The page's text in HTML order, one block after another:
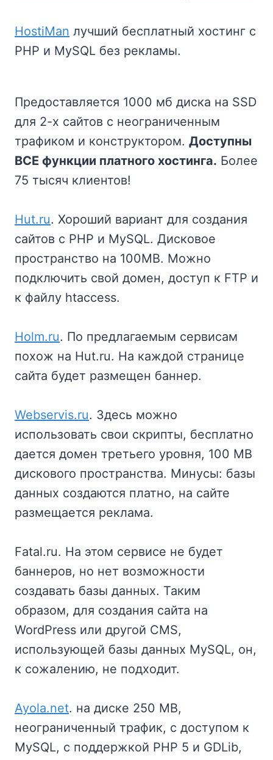
HostiMan лучший бесплатный хостинг с
PHP и MySQL без рекламы.
Предоставляется 1000 мб диска на SSD
для 2-х сайтов с неограниченным
трафиком и конструктором. Доступны
ВСЕ функции платного хостинга. Более
75 тысяч клиентов!
Hut.ru. Хороший вариант для создания
сайтов с PHP и MySQL. Дисковое
пространство на 100MB. Можно
подключить свой домен, доступ к FTP и
к файлу htaccess.
Holm.ru. По предлагаемым сервисам
похож на Hut.ru. На каждой странице
сайта будет размещен баннер.
Webservis.ru. Здесь можно
использовать свои скрипты, бесплатно
дается домен третьего уровня, 100 MB
дискового пространства. Минусы: базы
данных создаются платно, на сайте
размещается реклама.
Fatal.ru. На этом сервисе не будет
баннеров, но нет возможности
создавать базы данных. Таким
образом, для создания сайта на
WordPress или другой CMS,
использующей базы данных MySQL, он,
к сожалению, не подходит.
Ayola.net. на диске 250 MB,
неограниченный трафик, с доступом к
MySQL, с поддержкой PHP 5 и GDLib,